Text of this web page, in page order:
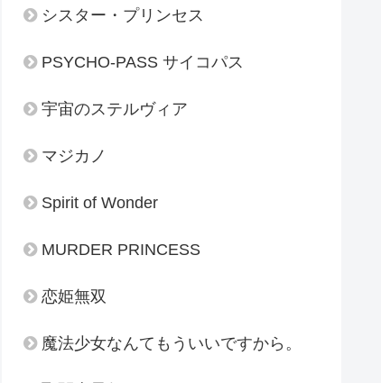
シスター・プリンセス
PSYCHO-PASS サイコパス
宇宙のステルヴィア
マジカノ
Spirit of Wonder
MURDER PRINCESS
恋姫無双
魔法少女なんてもういいですから。